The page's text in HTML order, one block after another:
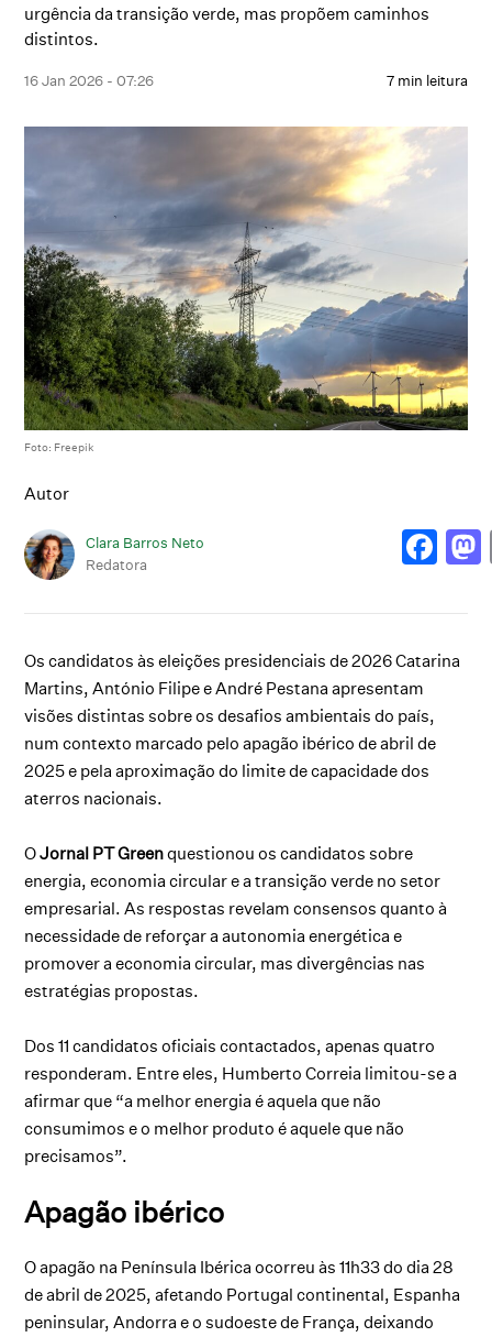
urgência da transição verde, mas propõem caminhos
distintos.
16 Jan 2026 - 07:26 7 min leitura
Foto: Freepik
Autor
Clara Barros Neto
Redatora
Os candidatos às eleições presidenciais de 2026 Catarina
Martins, António Filipe e André Pestana apresentam
visões distintas sobre os desafios ambientais do país,
num contexto marcado pelo apagão ibérico de abril de
2025 e pela aproximação do limite de capacidade dos
aterros nacionais.
OJornal PT Greenquestionou os candidatos sobre
energia, economia circular e a transição verde no setor
empresarial. As respostas revelam consensos quanto à
necessidade de reforçar a autonomia energética e
promover a economia circular, mas divergências nas
estratégias propostas.
Dos 11 candidatos oficiais contactados, apenas quatro
responderam. Entre eles, Humberto Correia limitou-se a
afirmar que “a melhor energia é aquela que não
consumimos e o melhor produto é aquele que não
precisamos”.
Apagão ibérico
O apagão na Península Ibérica ocorreu às 11h33 do dia 28
de abril de 2025, afetando Portugal continental, Espanha
peninsular, Andorra e o sudoeste de França, deixando